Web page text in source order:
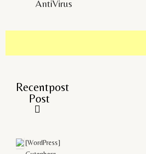
AntiVirus
Recentpost
Post
[WordPress]